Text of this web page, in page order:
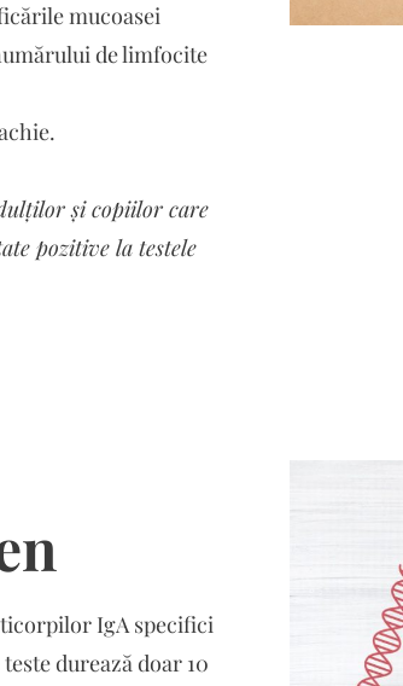
mucoasei
de limfocite
și copiilor care
pozitive la testele
IgA specifici
durează doar 10